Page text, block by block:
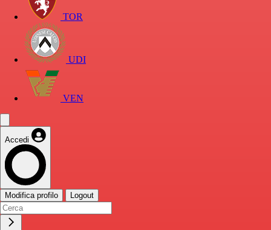
TOR
UDI
VEN
Accedi
Modifica profilo Logout